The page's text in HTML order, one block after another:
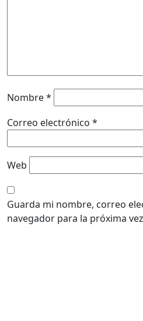
Nombre*
Correo electrónico *
Web
Guarda mi nombre, correo
navegador para la próxima